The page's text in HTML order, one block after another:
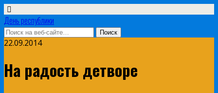
День республики
22.09.2014
На радость детворе